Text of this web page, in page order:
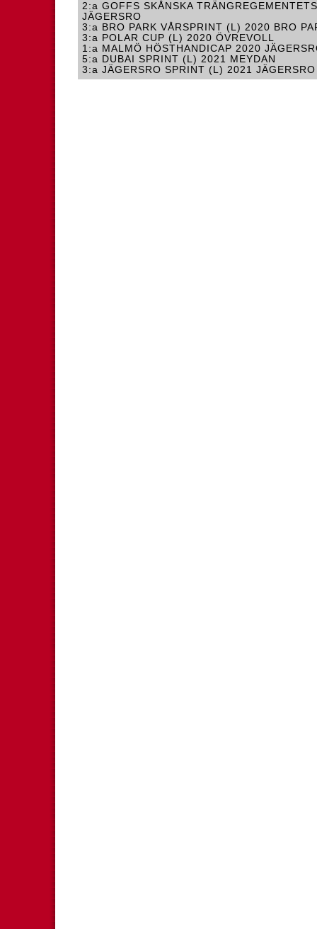
2:a GOFFS SKÅNSKA
JÄGERSRO
3:a BRO PARK VÅRSPRINT (L) 2020 BRO
3:a POLAR CUP (L) 2020 ÖVREVOLL
1:a MALMÖ HÖSTHANDICAP 2020
5:a DUBAI SPRINT (L) 2021 MEYDAN
3:a JÄGERSRO SPRINT (L) 2021 JÄGERSRO